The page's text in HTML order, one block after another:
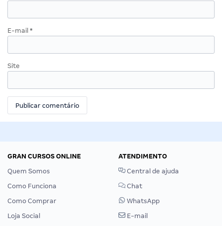
E-mail *
Site
GRAN CURSOS ONLINE
Quem Somos
Como Funciona
Como Comprar
Loja Social
ATENDIMENTO
Central de ajuda
Chat
WhatsApp
E-mail